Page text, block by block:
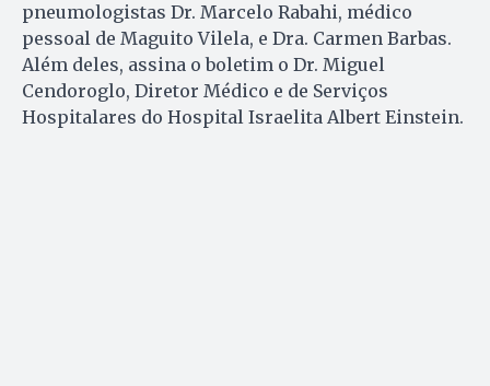
pneumologistas Dr. Marcelo Rabahi, médico
pessoal de Maguito Vilela, e Dra. Carmen Barbas.
Além deles, assina o boletim o Dr. Miguel
Cendoroglo, Diretor Médico e de Serviços
Hospitalares do Hospital Israelita Albert Einstein.